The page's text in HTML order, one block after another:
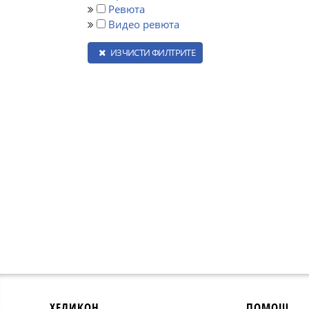
Ревюта
Видео ревюта
ИЗЧИСТИ ФИЛТРИТЕ